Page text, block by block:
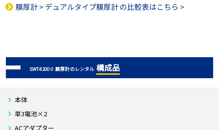
膜厚計> デュアルタイプ膜厚計の比較表はこちら >
SWT-8200Ⅱ 膜厚計のレンタル 構成品
本体
単3電池×2
ACアダプター